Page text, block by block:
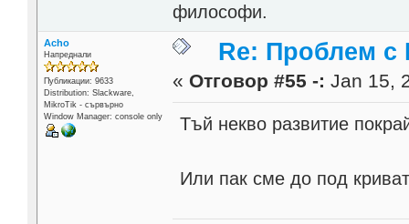
философи.
Acho
Напреднали
Публикации: 9633
Distribution: Slackware,
MikroTik - сървърно
Window Manager: console only
Re: Проблем с
« Отговор #55 -: Jan 15,
Тъй некво развитие
Или пак сме до под